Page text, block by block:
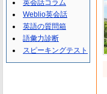
英会話コラム
Weblio英会話
英語の質問箱
語彙力診断
スピーキングテスト